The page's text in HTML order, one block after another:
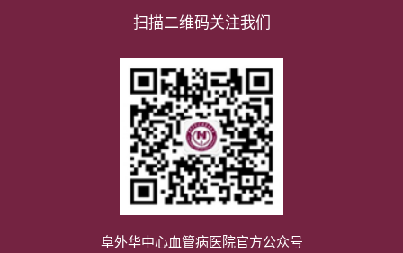
扫描二维码关注我们
阜外华中心血管病医院官方公众号